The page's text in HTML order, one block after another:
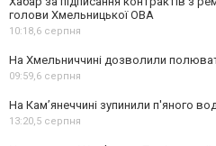
голови Хмельницької ОВА
10:18,6 серпня
На Хмельниччині дозволили
09:59,6 серпня
На Камʼянеччині зупинили п'яного
13:20,5 серпня